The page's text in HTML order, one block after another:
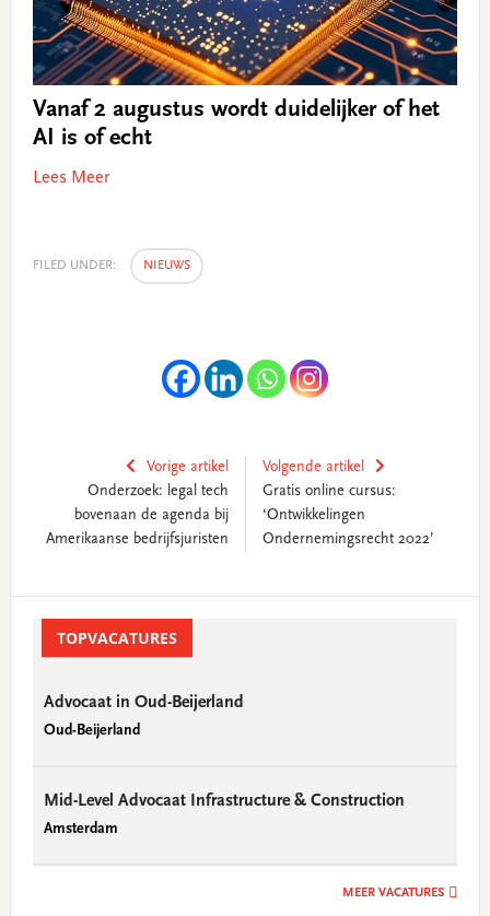
Vanaf 2 augustus wordt duidelijker of het
AI is of echt
Lees Meer
FILED UNDER: NIEUWS
Vorige artikel
Onderzoek: legal tech
bovenaan de agenda bij
Amerikaanse bedrijfsjuristen
Volgende artikel
Gratis online cursus:
‘Ontwikkelingen
Ondernemingsrecht 2022’
SidebarTOPVACATURES
Advocaat in Oud-Beijerland
Oud-Beijerland
Mid-Level Advocaat Infrastructure & Construction
Amsterdam
MEER VACATURES